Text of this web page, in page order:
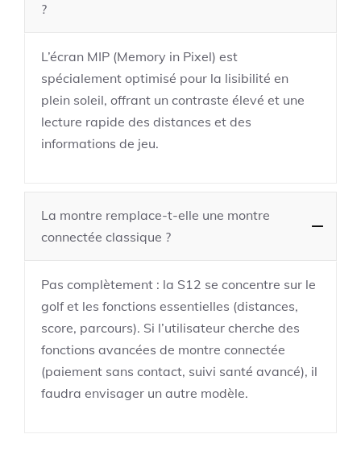
?
L’écran MIP (Memory in Pixel) est
spécialement optimisé pour la lisibilité en
plein soleil, offrant un contraste élevé et une
lecture rapide des distances et des
informations de jeu.
La montre remplace-t-elle une montre
connectée classique ?
Pas complètement : la S12 se concentre sur le
golf et les fonctions essentielles (distances,
score, parcours). Si l’utilisateur cherche des
fonctions avancées de montre connectée
(paiement sans contact, suivi santé avancé), il
faudra envisager un autre modèle.